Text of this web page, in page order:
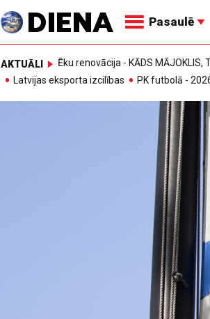
Pasaulē
AKTUĀLI Ēku renovācija - KĀDS MĀJOKLIS,
Latvijas eksporta izcilības
PK futbolā -